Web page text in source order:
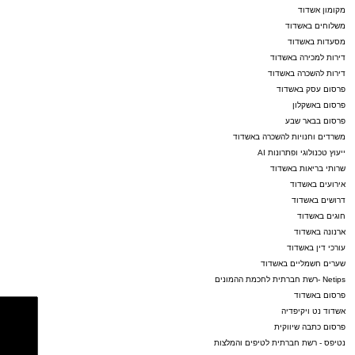
הסיוע הצמוד ל"מרכז למורשת", על התמיכה
והדאגה לכל פרט, יישר כח עצום".
מעוניינים להגיב? לדווח ? צרו איתנו קשר במייל -
ASHDODS@ISNET.CO.IL
מקומון אשדוד
משלוחים באשדוד
מסעדות באשדוד
דירות למכירה באשדוד
דירות להשכרה באשדוד
פרסום עסק באשדוד
פרסום באשקלון
פרסום בבאר שבע
משרדים וחנויות להשכרה באשדוד
ייעוץ טכנולוגי ופתרונות AI
שרותי בריאות באשדוד
אירועים באשדוד
דרושים באשדוד
חוגים באשדוד
ארנונה באשדוד
עורכי דין באשדוד
שערים חשמליים באשדוד
Netips -רשת חברתית לחכמת ההמונים
פרסום באשדוד
אשדוד נט ויקיפדיה
פרסום כתבה שיווקית
נטיפס - רשת חברתית לטיפים והמלצות